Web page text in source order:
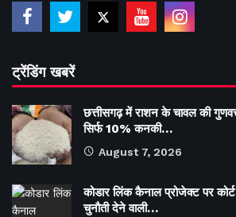
ट्रेंडिंग खबरें
छत्तीसगढ़ में राशन के चावल की
सिर्फ 10% कनकी…
August 7, 2026
कोडार लिंक कैनाल प्रोजेक्ट पर
चुनौती देने वाली…